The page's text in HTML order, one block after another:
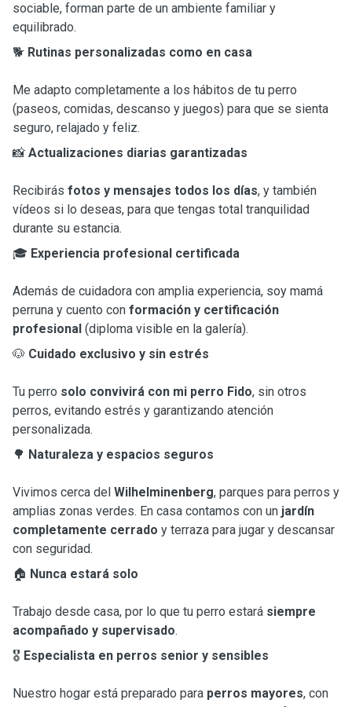
sociable, forman parte de un ambiente familiar y
equilibrado.
🐕 Rutinas personalizadas como en casa
Me adapto completamente a los hábitos de tu perro
(paseos, comidas, descanso y juegos) para que se sienta
seguro, relajado y feliz.
📸 Actualizaciones diarias garantizadas
Recibirás fotos y mensajes todos los días, y también
vídeos si lo deseas, para que tengas total tranquilidad
durante su estancia.
🎓 Experiencia profesional certificada
Además de cuidadora con amplia experiencia, soy mamá
perruna y cuento con formación y certificación
profesional (diploma visible en la galería).
🐶 Cuidado exclusivo y sin estrés
Tu perro solo convivirá con mi perro Fido, sin otros
perros, evitando estrés y garantizando atención
personalizada.
🌳 Naturaleza y espacios seguros
Vivimos cerca del Wilhelminenberg, parques para perros y
amplias zonas verdes. En casa contamos con un jardín
completamente cerrado y terraza para jugar y descansar
con seguridad.
🏠 Nunca estará solo
Trabajo desde casa, por lo que tu perro estará siempre
acompañado y supervisado.
🎖 Especialista en perros senior y sensibles
Nuestro hogar está preparado para perros mayores, con